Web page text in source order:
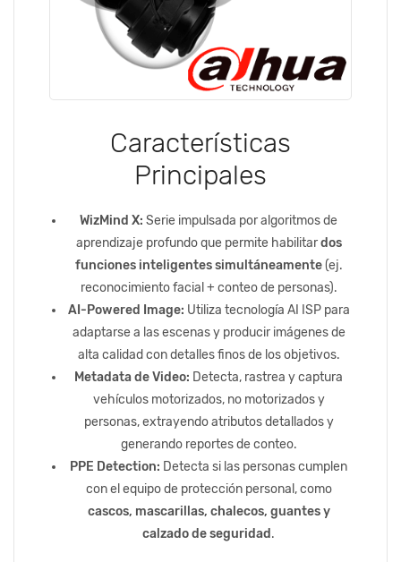
Características
Principales
WizMind X: Serie impulsada por algoritmos de
aprendizaje profundo que permite habilitardos
funciones inteligentes simultáneamente(ej.
reconocimiento facial + conteo de personas).
AI-Powered Image: Utiliza tecnología AI ISP para
adaptarse a las escenas y producir imágenes de
alta calidad con detalles finos de los objetivos.
Metadata de Video: Detecta, rastrea y captura
vehículos motorizados, no motorizados y
personas, extrayendo atributos detallados y
generando reportes de conteo.
PPE Detection: Detecta si las personas cumplen
con el equipo de protección personal, como
cascos, mascarillas, chalecos, guantes y
calzado de seguridad .